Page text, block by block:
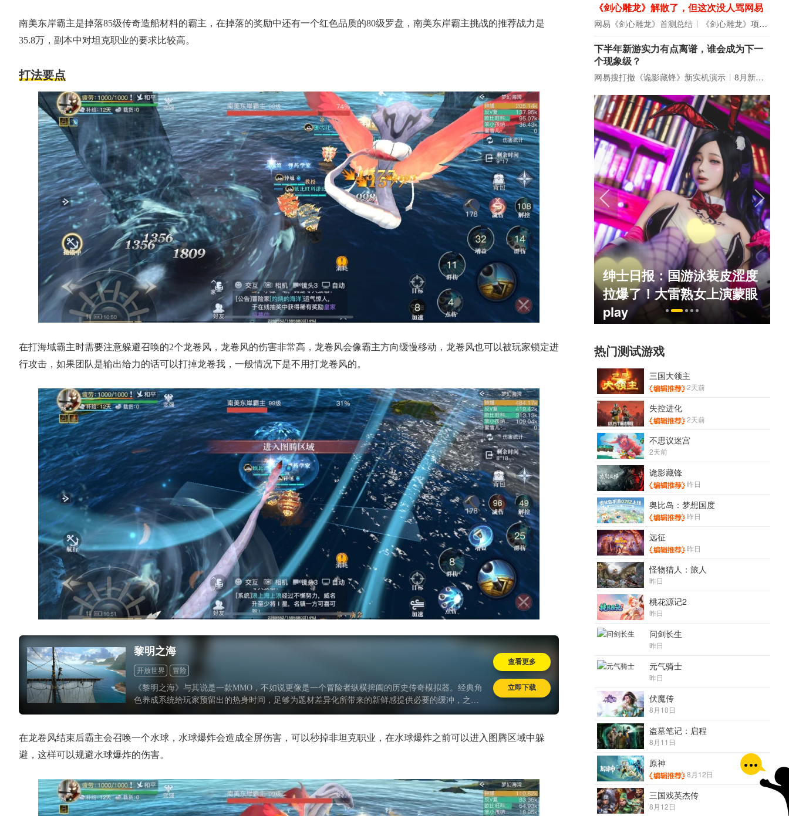
南美东岸霸主是掉落85级传奇造船材料的霸主，在掉落的奖励中还有一个红色品质的80级罗盘，南美东岸霸主挑战的推荐战力是
35.8万，副本中对坦克职业的要求比较高。
打法要点
在打海域霸主时需要注意躲避召唤的2个龙卷风，龙卷风的伤害非常高，龙卷风会像霸主方向缓慢移动，龙卷风也可以被玩家锁定进
行攻击，如果团队是输出给力的话可以打掉龙卷我，一般情况下是不用打龙卷风的。
黎明之海
开放世界 冒险
《黎明之海》与其说是一款MMO，不如说更像是一个冒险者纵横捭阖的历史传奇模拟器。经典角
色养成系统给玩家预留出的热身时间，足够为题材差异化所带来的新鲜感提供必要的缓冲，之后
整个游戏展开的战斗，经营，探索等一系列玩法要素，都被很好整合到了引经据典的单人剧情和
玩到一款内容丰富优质的游戏，那么《黎明之海》无疑是眼下一个最好
查看更多
立即下载
在龙卷风结束后霸主会召唤一个水球，水球爆炸会造成全屏伤害，可以秒掉非坦克职业，在水球爆炸之前可以进入图腾区域中躲
避，这样可以规避水球爆炸的伤害。
《剑心雕龙》解散了，但这次没人骂网易
网易《剑心雕龙》首测总结 《剑心雕龙》项目宣布解散
下半年新游实力有点离谱，谁会成为下一
个现象级？
网易搜打撤《诡影藏锋》新实机演示 8月新游前瞻：《诡秘之主》领衔
17周年庆典 争霸赛大区火
爆开启
一看吓一跳：雷死人不偿命
的囧图集（1171）
绅士日报：国游泳装皮涩度
拉爆了！大雷熟女上演蒙眼
play
热门测试游戏
三国大领主
2天前
失控进化
2天前
不思议迷宫
2天前
诡影藏锋
昨日
奥比岛：梦想国度
昨日
远征
昨日
怪物猎人：旅人
昨日
桃花源记2
昨日
问剑长生
昨日
元气骑士
昨日
伏魔传
8月10日
盗墓笔记：启程
8月11日
原神
8月12日
三国戏英杰传
8月12日